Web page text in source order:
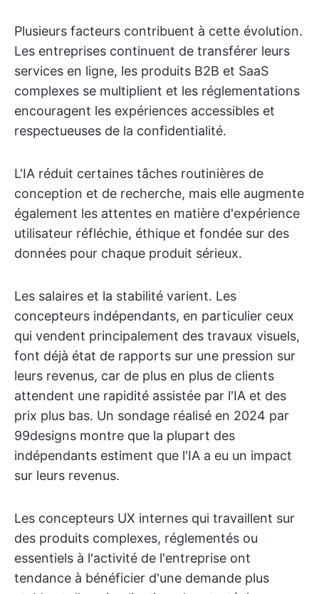
Plusieurs facteurs contribuent à cette évolution.
Les entreprises continuent de transférer leurs
services en ligne, les produits B2B et SaaS
complexes se multiplient et les réglementations
encouragent les expériences accessibles et
respectueuses de la confidentialité.
L'IA réduit certaines tâches routinières de
conception et de recherche, mais elle augmente
également les attentes en matière d'expérience
utilisateur réfléchie, éthique et fondée sur des
données pour chaque produit sérieux.
Les salaires et la stabilité varient. Les
concepteurs indépendants, en particulier ceux
qui vendent principalement des travaux visuels,
font déjà état de rapports sur une pression sur
leurs revenus, car de plus en plus de clients
attendent une rapidité assistée par l'IA et des
prix plus bas. Un sondage réalisé en 2024 par
99designs montre que la plupart des
indépendants estiment que l'IA a eu un impact
sur leurs revenus.
Les concepteurs UX internes qui travaillent sur
des produits complexes, réglementés ou
essentiels à l'activité de l'entreprise ont
tendance à bénéficier d'une demande plus